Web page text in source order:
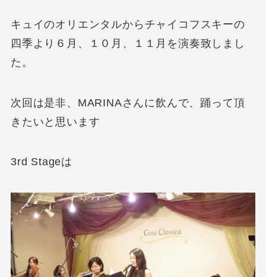
キュイのオリエンタルからチャイコフスキーの
四季より６月、１０月、１１月を演奏致しまし
た。
次回は是非、MARINAさんに飲んで、踊って頂
きたいと思います
3rd Stageは